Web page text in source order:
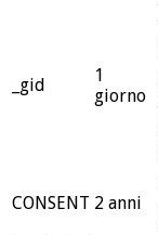
_gid
1
giorno
CONSENT 2 anni